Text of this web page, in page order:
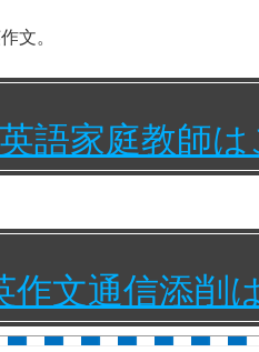
文。
英語家庭教師は
作文通信添削